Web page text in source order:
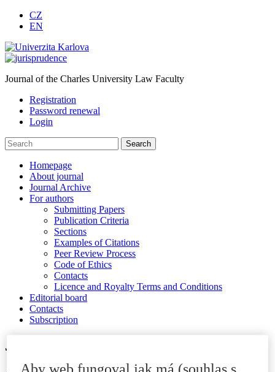
CZ
EN
Journal of the Charles University Law Faculty
Registration
Password renewal
Login
Homepage
About journal
Journal Archive
For authors
Submitting Papers
Publication Criteria
Sections
Examples of Citations
Peer Review Process
Code of Ethics
Contacts
Licence and Royalty Terms and Conditions
Editorial board
Contacts
Subscription
JOURNAL ARCHIVE
Aby web fungoval jak má (souhlas s